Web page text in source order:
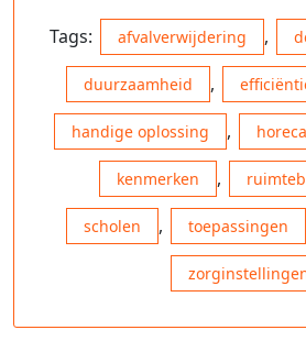
Tags: afvalverwijdering ,
duurzaamheid ,
handige oplossing , horeca
kenmerken ,
scholen , toepassingen